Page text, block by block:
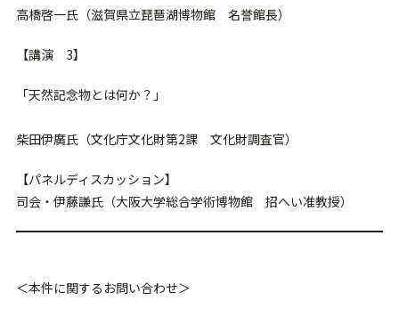
高橋啓一氏（滋賀県立琵琶湖博物館 名誉館長）
【講演 3】
「天然記念物とは何か？」
柴田伊廣氏（文化庁文化財第2課 文化財調査官）
【パネルディスカッション】
司会・伊藤謙氏（大阪大学総合学術博物館 招へい准教授）
＜本件に関するお問い合わせ＞